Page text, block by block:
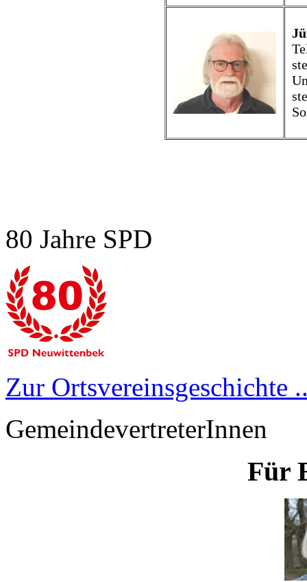
80 Jahre SPD
Zur Ortsvereinsgeschichte
GemeindevertreterInnen
Für